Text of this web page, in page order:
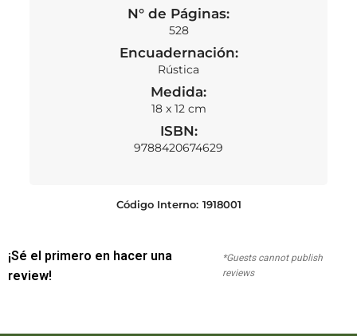
N° de Páginas:
528
Encuadernación:
Rústica
Medida:
18 x 12 cm
ISBN:
9788420674629
Código Interno: 1918001
¡Sé el primero en hacer una
review!
*Guests cannot publish
reviews